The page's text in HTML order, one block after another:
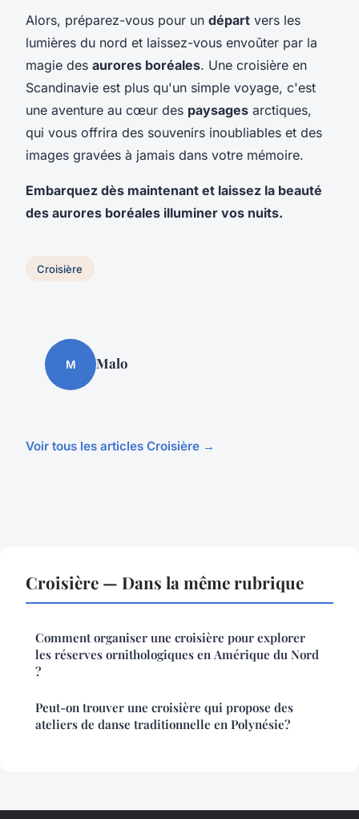
Alors, préparez-vous pour un départ vers les
lumières du nord et laissez-vous envoûter par la
magie des aurores boréales. Une croisière en
Scandinavie est plus qu'un simple voyage, c'est
une aventure au cœur des paysages arctiques,
qui vous offrira des souvenirs inoubliables et des
images gravées à jamais dans votre mémoire.
Embarquez dès maintenant et laissez la beauté
des aurores boréales illuminer vos nuits.
Croisière
M Malo
Voir tous les articles Croisière →
Croisière — Dans la même rubrique
Comment organiser une croisière pour explorer
les réserves ornithologiques en Amérique du Nord
?
Peut-on trouver une croisière qui propose des
ateliers de danse traditionnelle en Polynésie?